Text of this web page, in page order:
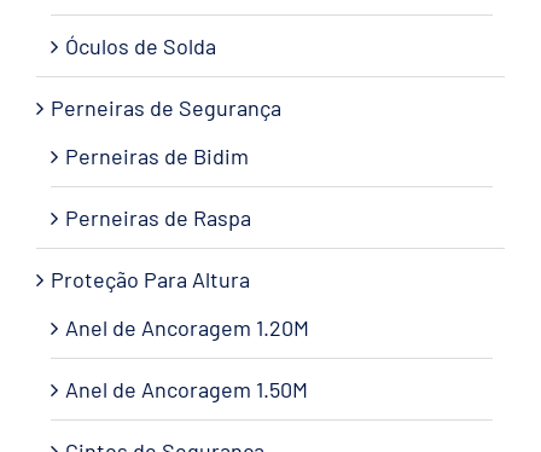
Óculos de Solda
Perneiras de Segurança
Perneiras de Bidim
Perneiras de Raspa
Proteção Para Altura
Anel de Ancoragem 1.20M
Anel de Ancoragem 1.50M